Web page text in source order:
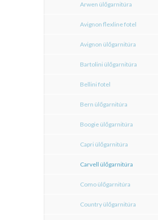
Arwen ülőgarnitúra
Avignon flexline fotel
Avignon ülőgarnitúra
Bartolini ülőgarnitúra
Bellini fotel
Bern ülőgarnitúra
Boogie ülőgarnitúra
Capri ülőgarnitúra
Carvell ülőgarnitúra
Como ülőgarnitúra
Country ülőgarnitúra